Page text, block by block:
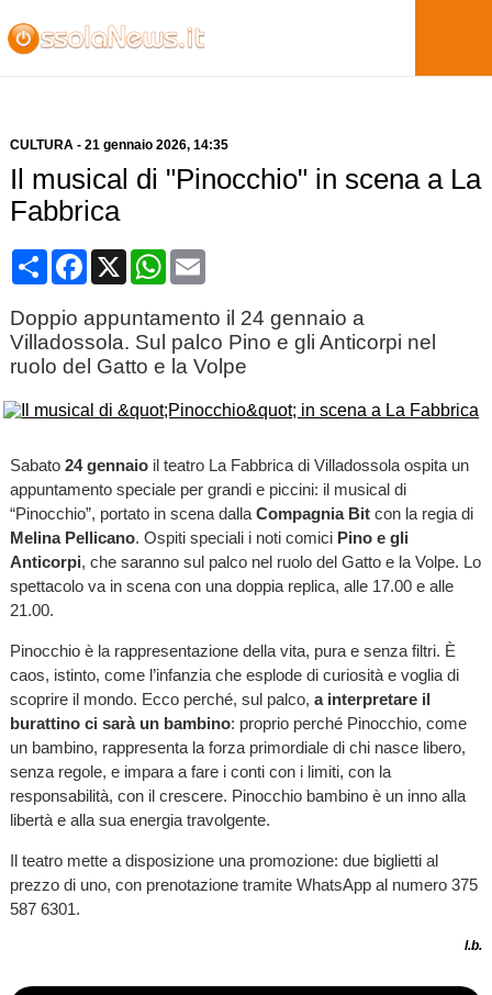
CULTURA- 21 gennaio 2026, 14:35
Il musical di "Pinocchio" in scena a La
Fabbrica
CondividiFacebook
X WhatsApp
Email
Doppio appuntamento il 24 gennaio a
Villadossola. Sul palco Pino e gli Anticorpi nel
ruolo del Gatto e la Volpe
Sabato 24 gennaio il teatro La Fabbrica di Villadossola ospita un
appuntamento speciale per grandi e piccini: il musical di
“Pinocchio”, portato in scena dallaCompagnia Bit con la regia di
Melina Pellicano. Ospiti speciali i noti comici Pino e gli
Anticorpi, che saranno sul palco nel ruolo del Gatto e la Volpe. Lo
spettacolo va in scena con una doppia replica, alle 17.00 e alle
21.00.
Pinocchio è la rappresentazione della vita, pura e senza filtri. È
caos, istinto, come l’infanzia che esplode di curiosità e voglia di
scoprire il mondo. Ecco perché, sul palco, a interpretare il
burattino ci sarà un bambino: proprio perché Pinocchio, come
un bambino, rappresenta la forza primordiale di chi nasce libero,
senza regole, e impara a fare i conti con i limiti, con la
responsabilità, con il crescere. Pinocchio bambino è un inno alla
libertà e alla sua energia travolgente.
Il teatro mette a disposizione una promozione: due biglietti al
prezzo di uno, con prenotazione tramite WhatsApp al numero 375
587 6301.
l.b.